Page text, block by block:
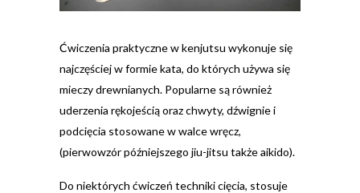
Ćwiczenia praktyczne w kenjutsu wykonuje się
najczęściej w formie kata, do których używa się
mieczy drewnianych. Popularne są również
uderzenia rękojeścią oraz chwyty, dźwignie i
podcięcia stosowane w walce wręcz,
(pierwowzór późniejszego jiu-jitsu także aikido).
Do niektórych ćwiczeń techniki cięcia, stosuje